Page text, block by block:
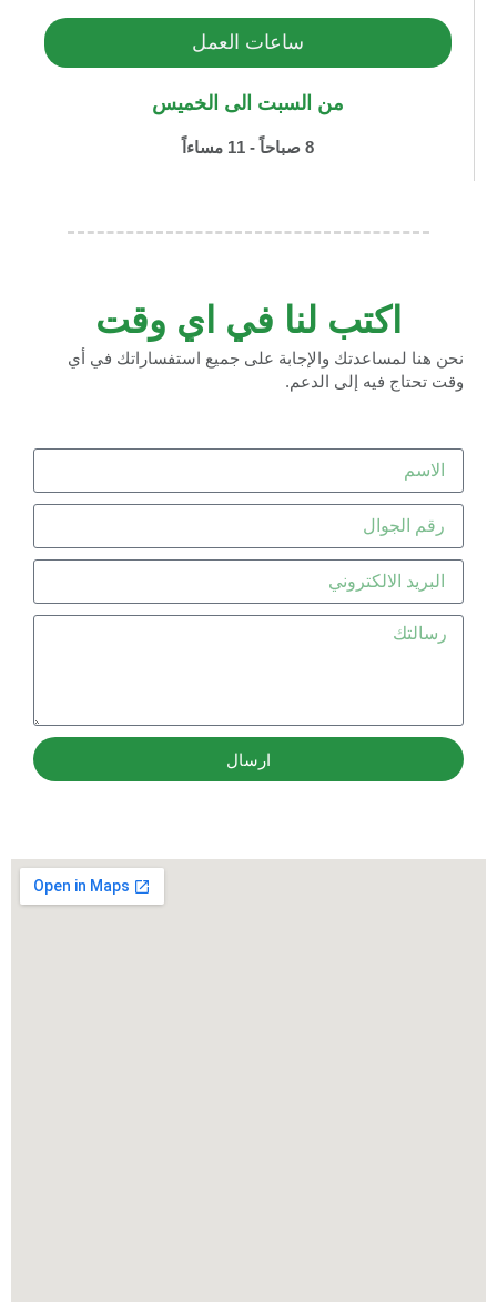
ساعات العمل
من السبت الى الخميس
8 صباحاً - 11 مساءاً
اكتب لنا في اي وقت
نحن هنا لمساعدتك والإجابة على جميع استفساراتك في أي
وقت تحتاج فيه إلى الدعم.
ارسال